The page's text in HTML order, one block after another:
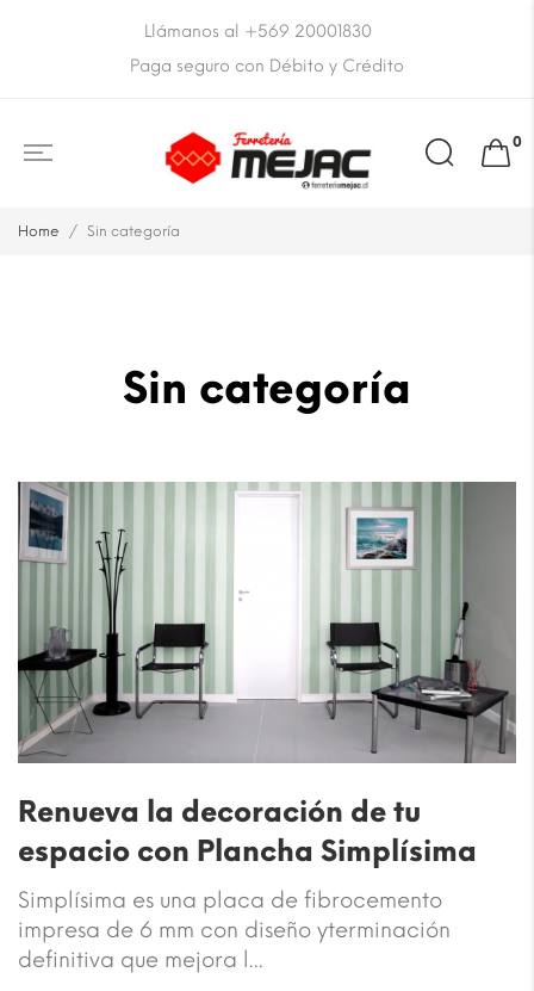
Llámanos al +569 20001830
Paga seguro con Débito y Crédito
0
Home Sin categoría
Sin categoría
Renueva la decoración de tu
espacio con Plancha Simplísima
Simplísima es una placa de fibrocemento
impresa de 6 mm con diseño yterminación
definitiva que mejora l...